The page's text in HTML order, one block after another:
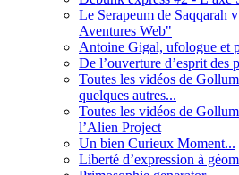
Le Serapeum de Saqqarah
Aventures Web"
Antoine Gigal, ufologue et
De l’ouverture d’esprit des
Toutes les vidéos de
quelques autres...
Toutes les vidéos de
l’Alien Project
Un bien Curieux Moment...
Liberté d’expression à